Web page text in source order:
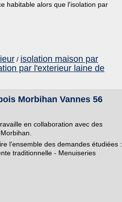
habitable alors que l'isolation par
/ isolation maison par
par l'exterieur laine de
Morbihan Vannes 56
en collaboration avec des
l'ensemble des demandes étudiées :
traditionnelle - Menuiseries